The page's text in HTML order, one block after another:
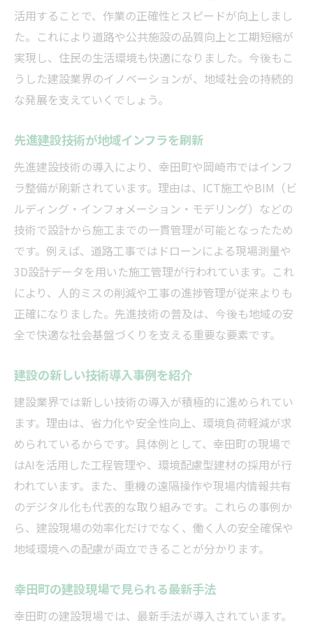
活用することで、作業の正確性とスピードが向上しまし
た。これにより道路や公共施設の品質向上と工期短縮が
実現し、住民の生活環境も快適になりました。今後もこ
うした建設業界のイノベーションが、地域社会の持続的
な発展を支えていくでしょう。
先進建設技術が地域インフラを刷新
先進建設技術の導入により、幸田町や岡崎市ではインフ
ラ整備が刷新されています。理由は、ICT施工やBIM（ビ
ルディング・インフォメーション・モデリング）などの
技術で設計から施工までの一貫管理が可能となったため
です。例えば、道路工事ではドローンによる現場測量や
3D設計データを用いた施工管理が行われています。これ
により、人的ミスの削減や工事の進捗管理が従来よりも
正確になりました。先進技術の普及は、今後も地域の安
全で快適な社会基盤づくりを支える重要な要素です。
建設の新しい技術導入事例を紹介
建設業界では新しい技術の導入が積極的に進められてい
ます。理由は、省力化や安全性向上、環境負荷軽減が求
められているからです。具体例として、幸田町の現場で
はAIを活用した工程管理や、環境配慮型建材の採用が行
われています。また、重機の遠隔操作や現場内情報共有
のデジタル化も代表的な取り組みです。これらの事例か
ら、建設現場の効率化だけでなく、働く人の安全確保や
地域環境への配慮が両立できることが分かります。
幸田町の建設現場で見られる最新手法
幸田町の建設現場では、最新手法が導入されています。